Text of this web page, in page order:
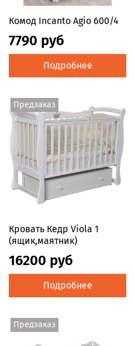
Комод Incanto Agio 600/4
7790 руб
Подробнее
Предзаказ
Кровать Кедр Viola 1
(ящик,маятник)
16200 руб
Подробнее
Предзаказ